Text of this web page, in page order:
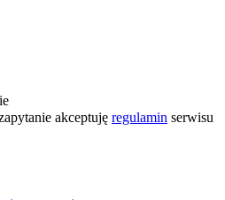
akceptuję regulamin serwisu